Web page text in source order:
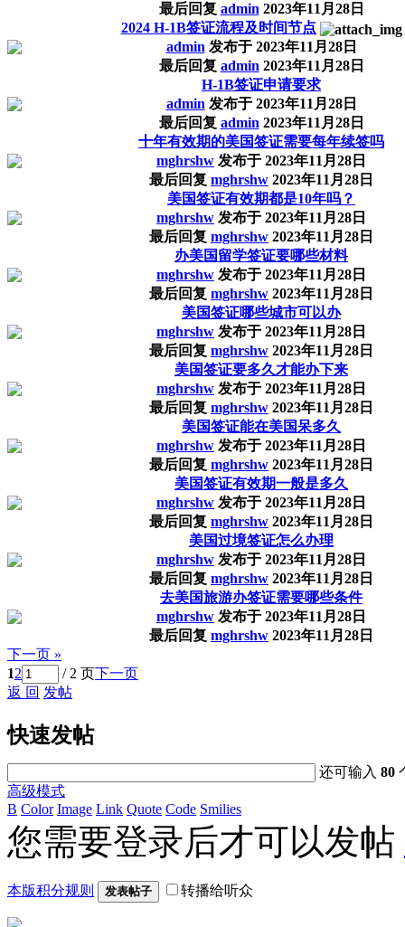
最后回复 admin 2023年11月28日
2024 H-1B签证流程及时间节点
admin 发布于 2023年11月28日
最后回复 admin 2023年11月28日
H-1B签证申请要求
admin 发布于 2023年11月28日
最后回复 admin 2023年11月28日
十年有效期的美国签证需要每年续签吗
mghrshw 发布于 2023年11月28日
最后回复 mghrshw 2023年11月28日
美国签证有效期都是10年吗？
mghrshw 发布于 2023年11月28日
最后回复 mghrshw 2023年11月28日
办美国留学签证要哪些材料
mghrshw 发布于 2023年11月28日
最后回复 mghrshw 2023年11月28日
美国签证哪些城市可以办
mghrshw 发布于 2023年11月28日
最后回复 mghrshw 2023年11月28日
美国签证要多久才能办下来
mghrshw 发布于 2023年11月28日
最后回复 mghrshw 2023年11月28日
美国签证能在美国呆多久
mghrshw 发布于 2023年11月28日
最后回复 mghrshw 2023年11月28日
美国签证有效期一般是多久
mghrshw 发布于 2023年11月28日
最后回复 mghrshw 2023年11月28日
美国过境签证怎么办理
mghrshw 发布于 2023年11月28日
最后回复 mghrshw 2023年11月28日
去美国旅游办签证需要哪些条件
mghrshw 发布于 2023年11月28日
最后回复 mghrshw 2023年11月28日
下一页 »
12 / 2 页下一页
返 回 发帖
快速发帖
还可输入80
高级模式
B Color Image Link Quote Code Smilies
您需要登录后才可以发帖
本版积分规则 发表帖子 转播给听众